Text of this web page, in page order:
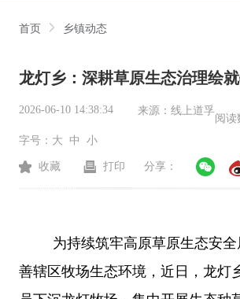
首页 乡镇动态
龙灯乡：深耕草原生态治理绘
2026-06-10 14:38:34 来源： 线上道孚
阅读
字号： 大 中 小
收藏 打印 分享：
为持续筑牢高原草原生态安
善辖区牧场生态环境 ，近日，龙灯